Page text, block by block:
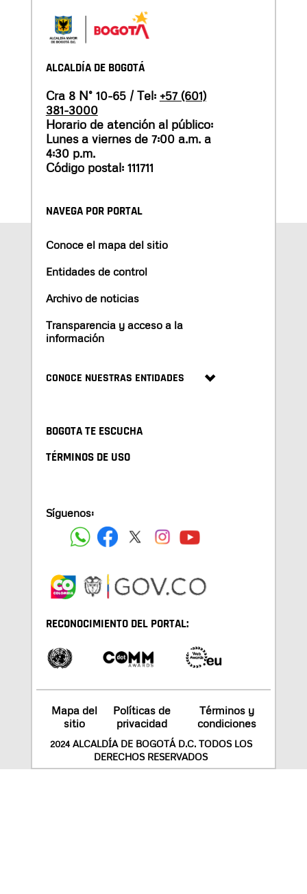
ALCALDÍA DE BOGOTÁ
Cra 8 N° 10-65 / Tel: +57 (601)
381-3000
Horario de atención al público:
Lunes a viernes de 7:00 a.m. a
4:30 p.m.
Código postal: 111711
NAVEGA POR PORTAL
Conoce el mapa del sitio
Entidades de control
Archivo de noticias
Transparencia y acceso a la
información
CONOCE NUESTRAS ENTIDADES
BOGOTA TE ESCUCHA
TÉRMINOS DE USO
Síguenos:
RECONOCIMIENTO DEL PORTAL:
Mapa del
sitio
Políticas de
privacidad
Términos y
condiciones
2024 ALCALDÍA DE BOGOTÁ D.C. TODOS LOS
DERECHOS RESERVADOS